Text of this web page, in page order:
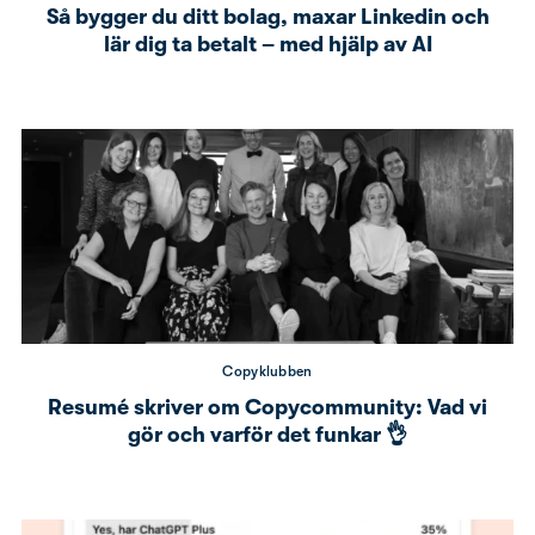
Så bygger du ditt bolag, maxar Linkedin och
lär dig ta betalt – med hjälp av AI
Copyklubben
Resumé skriver om Copycommunity: Vad vi
gör och varför det funkar 👌